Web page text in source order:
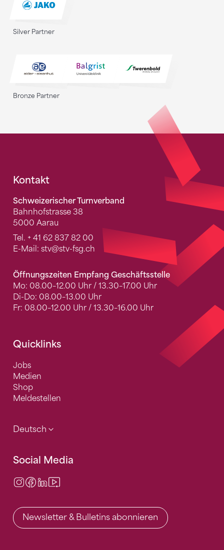
Silver Partner
Bronze Partner
Fusszeile
Kontakt
Schweizerischer Turnverband
Bahnhofstrasse 38
5000 Aarau
Tel. + 41 62 837 82 00
E-Mail: stv@stv-fsg.ch
Öffnungszeiten Empfang Geschäftsstelle
Mo: 08.00–12.00 Uhr / 13.30–17.00 Uhr
Di-Do: 08.00–13.00 Uhr
Fr: 08.00–12.00 Uhr / 13.30–16.00 Uhr
Quicklinks
Jobs
Medien
Shop
Meldestellen
Deutsch
Social Media
Instagram
Facebook
LinkedIn
Newsletter & Bulletins abonnieren